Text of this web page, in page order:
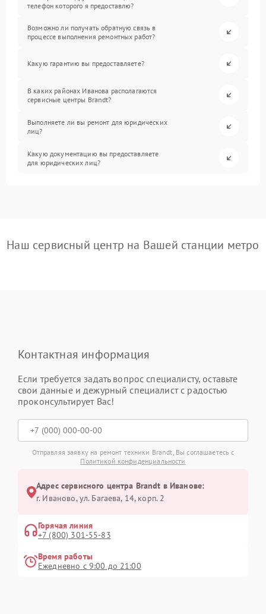
телефон которого я предоставлю?
Возможно ли получать обратную связь в
процессе выполнения ремонтных работ?
Какую гарантию вы предоставляете?
В каких районах Иванова располагаются
сервисные центры Brandt?
Выполняете ли вы ремонт для юридических
лиц?
Какую документацию вы предоставляете
для юридических лиц?
Наш сервисный центр на Вашей станции метро
Контактная информация
Если требуется задать вопрос специалисту, оставьте
свои данные и дежурный специалист с радостью
проконсультирует Вас!
Отправляя заявку на ремонт техники Brandt, Вы соглашаетесь с
Политикой конфиденциальности
Адрес сервисного центра Brandt в Иванове:
г. Иваново, ул. Багаева, 14, корп. 2
Горячая линия
+7 (800) 301-55-83
Время работы
Ежедневно с 9:00 до 21:00